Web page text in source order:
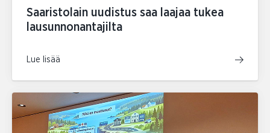
Saaristolain uudistus saa laajaa tukea
lausunnonantajilta
Lue lisää